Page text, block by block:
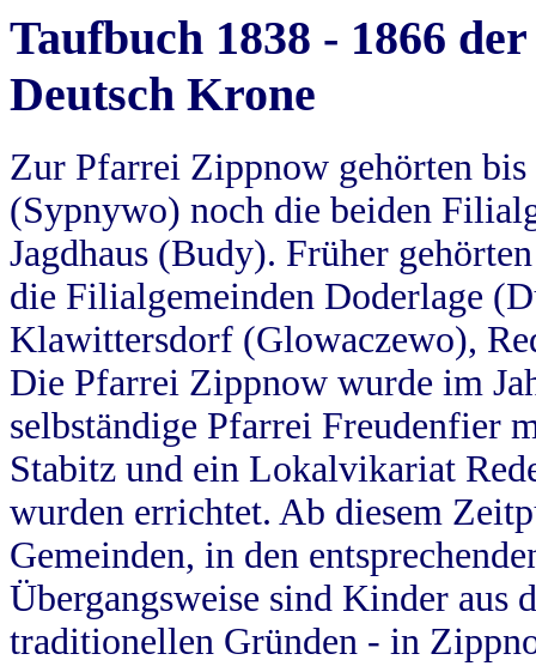
Taufbuch 1838 - 1866
Deutsch Krone
Zur Pfarrei Zippnow gehörten
(Sypnywo) noch die beiden
Jagdhaus (Budy). Früher
die Filialgemeinden Doderlage
Klawittersdorf (Glowaczewo),
Die Pfarrei Zippnow wurde im
selbständige Pfarrei Freudenfier
Stabitz und ein Lokalvikariat
wurden errichtet. Ab diesem
Gemeinden, in den
Übergangsweise sind Kinder aus
traditionellen Gründen - in